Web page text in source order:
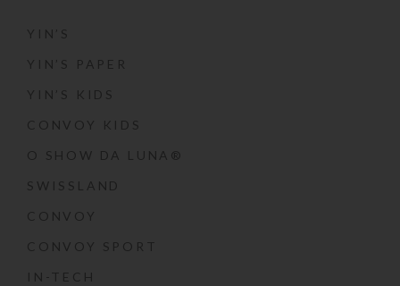
YIN’S
YIN’S PAPER
YIN’S KIDS
CONVOY KIDS
O SHOW DA LUNA®
SWISSLAND
CONVOY
CONVOY SPORT
IN-TECH